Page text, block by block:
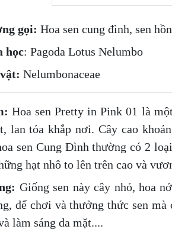
gọi: Hoa sen cung đình, sen
học: Pagoda Lotus Nelumbo
Nelumbonaceae
Hoa sen Pretty in Pink 01 là
lan tỏa khắp nơi. Cây cao
sen Cung Đình thường có 2
hạt nhô to lên trên cao và
Giống sen này cây nhỏ, hoa
để chơi và thưởng thức sen
làm sáng da mặt....